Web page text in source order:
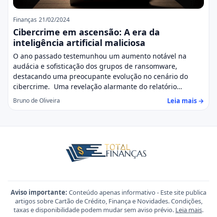
Finanças 21/02/2024
Cibercrime em ascensão: A era da
inteligência artificial maliciosa
O ano passado testemunhou um aumento notável na
audácia e sofisticação dos grupos de ransomware,
destacando uma preocupante evolução no cenário do
cibercrime. Uma revelação alarmante do relatório…
Bruno de Oliveira Leia mais →
Aviso importante: Conteúdo apenas informativo - Este site publica
artigos sobre Cartão de Crédito, Finança e Novidades. Condições,
taxas e disponibilidade podem mudar sem aviso prévio. Leia mais.